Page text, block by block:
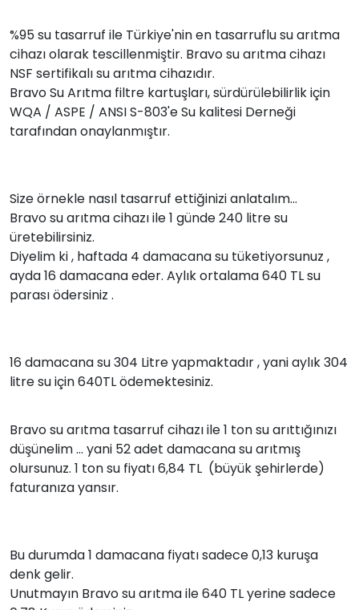
%95 su tasarruf ile Türkiye'nin en tasarruflu su arıtma
cihazı olarak tescillenmiştir. Bravo su arıtma cihazı
NSF sertifikalı su arıtma cihazıdır.
Bravo Su Arıtma filtre kartuşları, sürdürülebilirlik için
WQA / ASPE / ANSI S-803'e Su kalitesi Derneği
tarafından onaylanmıştır.
Size örnekle nasıl tasarruf ettiğinizi anlatalım...
Bravo su arıtma cihazı ile 1 günde 240 litre su
üretebilirsiniz.
Diyelim ki , haftada 4 damacana su tüketiyorsunuz ,
ayda 16 damacana eder. Aylık ortalama 640 TL su
parası ödersiniz .
16 damacana su 304 Litre yapmaktadır , yani aylık 304
litre su için 640TL ödemektesiniz.
Bravo su arıtma tasarruf cihazı ile 1 ton su arıttığınızı
düşünelim ... yani 52 adet damacana su arıtmış
olursunuz. 1 ton su fiyatı 6,84 TL (büyük şehirlerde)
faturanıza yansır.
Bu durumda 1 damacana fiyatı sadece 0,13 kuruşa
denk gelir.
Unutmayın Bravo su arıtma ile 640 TL yerine sadece